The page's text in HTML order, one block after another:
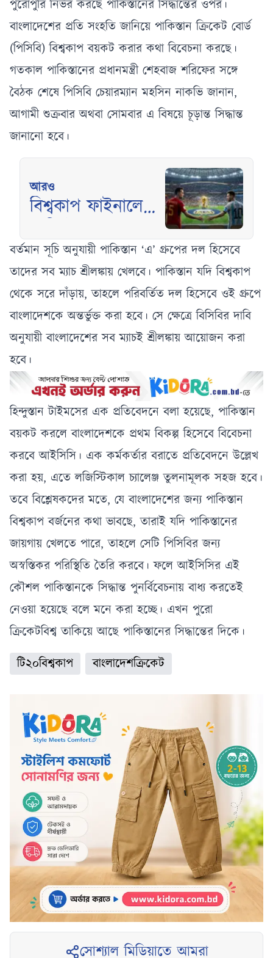
পুরোপুরি নির্ভর করছে পাকিস্তানের সিদ্ধান্তের ওপর।
বাংলাদেশের প্রতি সংহতি জানিয়ে পাকিস্তান ক্রিকেট বোর্ড
(পিসিবি) বিশ্বকাপ বয়কট করার কথা বিবেচনা করছে।
গতকাল পাকিস্তানের প্রধানমন্ত্রী শেহবাজ শরিফের সঙ্গে
বৈঠক শেষে পিসিবি চেয়ারম্যান মহসিন নাকভি জানান,
আগামী শুক্রবার অথবা সোমবার এ বিষয়ে চূড়ান্ত সিদ্ধান্ত
জানানো হবে।
আরও
বিশ্বকাপ ফাইনালে
মহারণে অপেক্ষায়
ফুটবল বিশ্ব
বর্তমান সূচি অনুযায়ী পাকিস্তান ‘এ’ গ্রুপের দল হিসেবে
তাদের সব ম্যাচ শ্রীলঙ্কায় খেলবে। পাকিস্তান যদি বিশ্বকাপ
থেকে সরে দাঁড়ায়, তাহলে পরিবর্তিত দল হিসেবে ওই গ্রুপে
বাংলাদেশকে অন্তর্ভুক্ত করা হবে। সে ক্ষেত্রে বিসিবির দাবি
অনুযায়ী বাংলাদেশের সব ম্যাচই শ্রীলঙ্কায় আয়োজন করা
হবে।
হিন্দুস্তান টাইমসের এক প্রতিবেদনে বলা হয়েছে, পাকিস্তান
বয়কট করলে বাংলাদেশকে প্রথম বিকল্প হিসেবে বিবেচনা
করবে আইসিসি। এক কর্মকর্তার বরাতে প্রতিবেদনে উল্লেখ
করা হয়, এতে লজিস্টিকাল চ্যালেঞ্জ তুলনামূলক সহজ হবে।
তবে বিশ্লেষকদের মতে, যে বাংলাদেশের জন্য পাকিস্তান
বিশ্বকাপ বর্জনের কথা ভাবছে, তারাই যদি পাকিস্তানের
জায়গায় খেলতে পারে, তাহলে সেটি পিসিবির জন্য
অস্বস্তিকর পরিস্থিতি তৈরি করবে। ফলে আইসিসির এই
কৌশল পাকিস্তানকে সিদ্ধান্ত পুনর্বিবেচনায় বাধ্য করতেই
নেওয়া হয়েছে বলে মনে করা হচ্ছে। এখন পুরো
ক্রিকেটবিশ্ব তাকিয়ে আছে পাকিস্তানের সিদ্ধান্তের দিকে।
টি২০বিশ্বকাপ
বাংলাদেশক্রিকেট
সোশ্যাল মিডিয়াতে আমরা